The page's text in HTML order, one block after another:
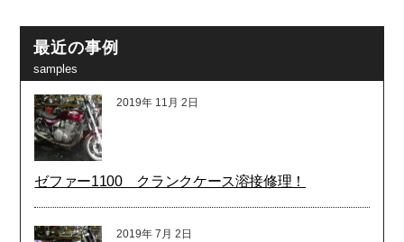
最近の事例
samples
2019年 11月 2日
ゼファー1100 クランクケース溶接修理！
2019年 7月 2日